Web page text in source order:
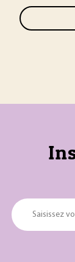
Saisissez